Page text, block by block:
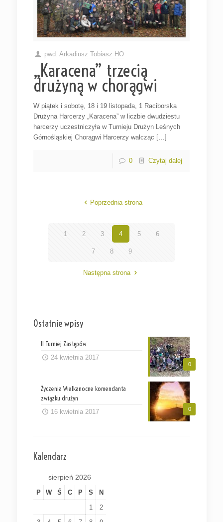
pwd. Arkadiusz Tobiasz HO
„Karacena” trzecią
drużyną w chorągwi
W piątek i sobotę, 18 i 19 listopada, 1 Raciborska
Drużyna Harcerzy „Karacena” w liczbie dwudziestu
harcerzy uczestniczyła w Turnieju Drużyn Leśnych
Górnośląskiej Chorągwi Harcerzy walcząc […]
0 Czytaj dalej
Poprzednia strona
1 2 3 4 5 6
7 8 9
Następna strona
Ostatnie wpisy
0
II Turniej Zastępów
24 kwietnia 2017
0
Życzenia Wielkanocne komendanta
związku drużyn
16 kwietnia 2017
Kalendarz
sierpień 2026
P W Ś C P S
N
1
2